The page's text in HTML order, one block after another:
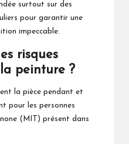
surtout sur des
pour garantir une
impeccable.
risques
peinture ?
la pièce pendant et
pour les personnes
(MIT) présent dans